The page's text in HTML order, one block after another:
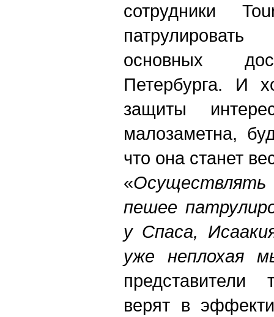
сотрудники
основных
Петербурга. И
защиты
малозаметна,
что она станет
«Осуществлять
пешее
у Спаса,
уже неплохая
представители
верят в